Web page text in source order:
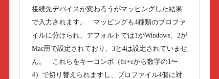
接続先デバイスが変わろうがマッピングした結果
で入力されます。 マッピングも4種類のプロファ
イルに分けられ、デフォルトでは1がWindows、2が
Mac用で設定されており、3と4は設定されていませ
ん。 これらをキーコンボ（fn+cから数字の1〜
4）で切り替えられますし、プロファイル4個に対